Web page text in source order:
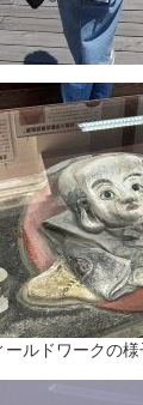
ールドワークの様